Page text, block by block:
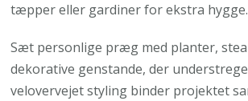
tæpper eller gardiner for ekstra hygge.
Sæt personlige præg med planter,
dekorative genstande, der
velovervejet styling binder projektet